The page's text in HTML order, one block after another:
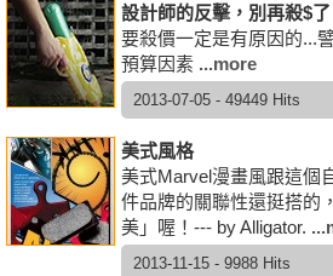
設計師的反擊，別再殺$了
要殺價一定是有原因的...
預算因素 ...more
2013-07-05 - 49449 Hits
美式風格
美式Marvel漫畫風跟這個
件品牌的關聯性還挺搭的
美」喔！--- by Alligator.
2013-11-15 - 9988 Hits